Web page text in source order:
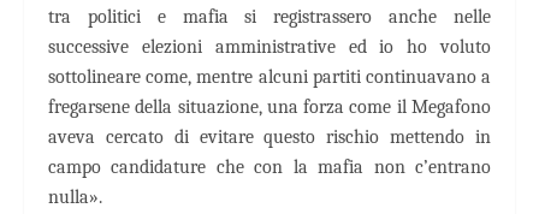
tra politici e mafia si registrassero anche nelle
successive elezioni amministrative ed io ho voluto
sottolineare come, mentre alcuni partiti continuavano a
fregarsene della situazione, una forza come il Megafono
aveva cercato di evitare questo rischio mettendo in
campo candidature che con la mafia non c’entrano
nulla».